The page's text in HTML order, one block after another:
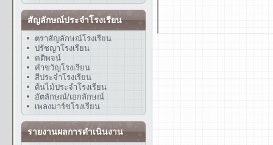
สัญลักษณ์ประจำโรงเรียน
ตราสัญลักษณ์โรงเรียน
ปรัชญาโรงเรียน
คติพจน์
คำขวัญโรงเรียน
สีประจำโรงเรียน
ต้นไม้ประจำโรงเรียน
อัตลักษณ์/เอกลักษณ์
เพลงมาร์ชโรงเรียน
รายงานผลการดำเนินงาน